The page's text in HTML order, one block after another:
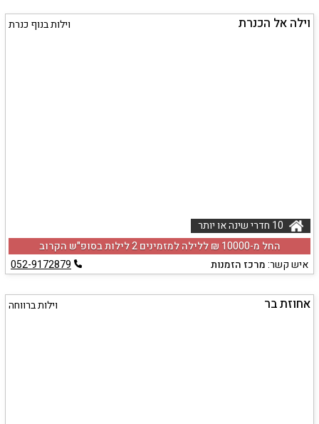
וילה אל הכנרת וילות בנוף כנרת
החל מ-‏10000 ₪ ללילה למזמינים 2 לילות בסופ"ש הקרוב
איש קשר:מרכז הזמנות 052-9172879
אחוזת בר וילות ברווחה